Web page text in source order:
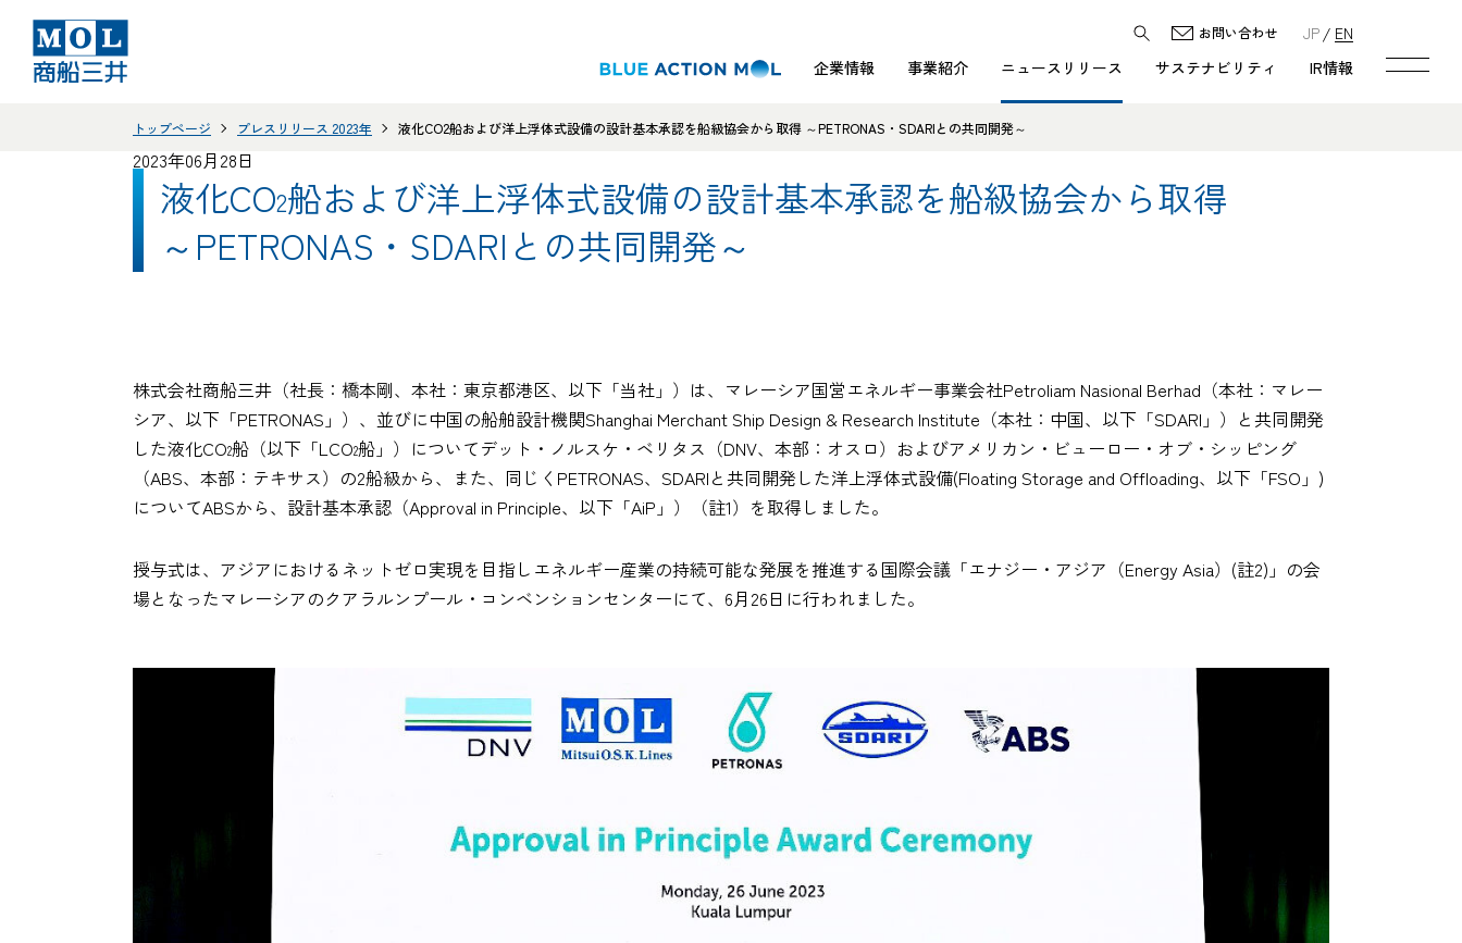
企業情報 事業紹介 ニュースリリース サステナビリティ IR情報
お問い合わせ JP EN
トップページ プレスリリース 2023年 液化CO2船および洋上浮体式設備の設計基本承認を船級協会から取得 ～PETRONAS・SDARIとの共同開発～
2023年06月28日
液化CO2船および洋上浮体式設備の設計基本承認を船級協会から取得
～PETRONAS・SDARIとの共同開発～
株式会社商船三井（社長：橋本剛、本社：東京都港区、以下「当社」）は、マレーシア国営エネルギー事業会社Petroliam Nasional Berhad（本社：マレー
シア、以下「PETRONAS」）、並びに中国の船舶設計機関Shanghai Merchant Ship Design & Research Institute（本社：中国、以下「SDARI」）と共同開発
した液化CO2船（以下「LCO2船」）についてデット・ノルスケ・ベリタス（DNV、本部：オスロ）およびアメリカン・ビューロー・オブ・シッピング
（ABS、本部：テキサス）の2船級から、また、同じくPETRONAS、SDARIと共同開発した洋上浮体式設備(Floating Storage and Offloading、以下「FSO」)
についてABSから、設計基本承認（Approval in Principle、以下「AiP」）（註1）を取得しました。
授与式は、アジアにおけるネットゼロ実現を目指しエネルギー産業の持続可能な発展を推進する国際会議「エナジー・アジア（Energy Asia）(註2)」の会
場となったマレーシアのクアラルンプール・コンベンションセンターにて、6月26日に行われました。